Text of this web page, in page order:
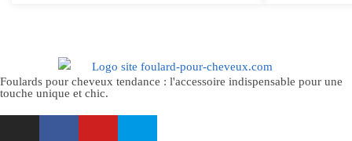
Foulards pour cheveux tendance : l'accessoire indispensable pour une
touche unique et chic.